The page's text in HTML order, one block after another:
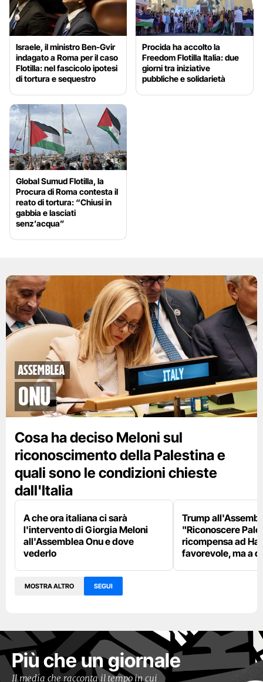
Israele, il ministro Ben-Gvir
indagato a Roma per il caso
Flotilla: nel fascicolo ipotesi
di tortura e sequestro
Procida ha accolto la
Freedom Flotilla Italia: due
giorni tra iniziative
pubbliche e solidarietà
Global Sumud Flotilla, la
Procura di Roma contesta il
reato di tortura: “Chiusi in
gabbia e lasciati
senz’acqua”
Assemblea
Onu
Cosa ha deciso Meloni sul
riconoscimento della Palestina e
quali sono le condizioni chieste
dall'Italia
A che ora italiana ci sarà
l'intervento di Giorgia Meloni
all'Assemblea Onu e dove
vederlo
Trump
"Riconoscere
ricompensa ad
favorevole, ma a
MOSTRA ALTRO SEGUI
Più che un giornale
Il media che racconta il tempo in cui